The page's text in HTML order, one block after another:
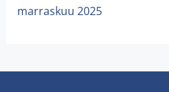
marraskuu 2025